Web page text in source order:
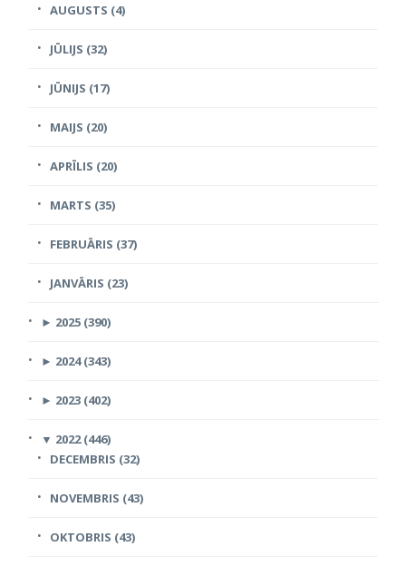
AUGUSTS (4)
JŪLIJS (32)
JŪNIJS (17)
MAIJS (20)
APRĪLIS (20)
MARTS (35)
FEBRUĀRIS (37)
JANVĀRIS (23)
► 2025 (390)
► 2024 (343)
► 2023 (402)
▼ 2022 (446)
DECEMBRIS (32)
NOVEMBRIS (43)
OKTOBRIS (43)